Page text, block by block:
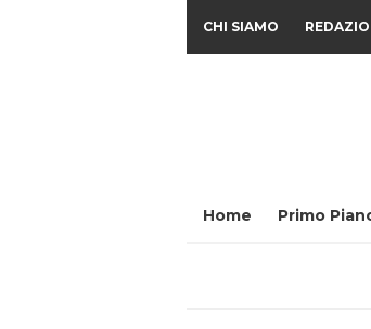
CHI SIAMO
Home Primo